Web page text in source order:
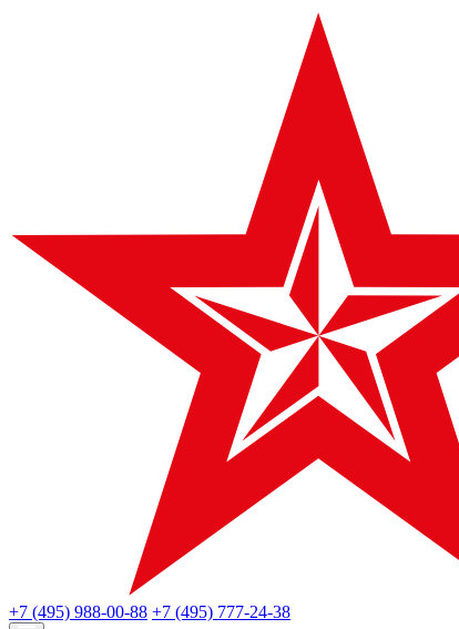
+7 (495) 988-00-88 +7 (495) 777-24-38